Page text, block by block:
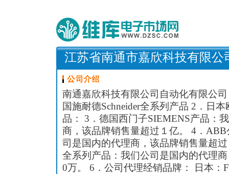
江苏省南通市嘉欣科技有限公
南通嘉欣科技有限公司自动化有限公
国施耐德Schneider全系列产品 2．日
品： 3．德国西门子SIEMENS产品：
商，该品牌销售量超过１亿。 4．
司是国内的代理商，该品牌销售量超
全系列产品：我们公司是国内的代理
0万。 6．公司代理经销品牌： 日本：